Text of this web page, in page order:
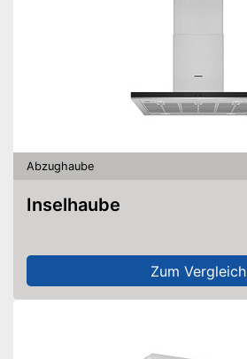
Abzughaube
Inselhaube
Zum Vergleich